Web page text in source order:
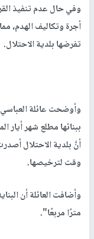
وفي حال عدم تنفيذ
أجرة وتكاليف الهدم،
تفرضها بلدية الاحتلال.
وأوضحت عائلة العباسي
ببنائها مطلع شهر أيار
أنَّ بلدية الاحتلال
وقت لترخيصها.
مترًا مربعًا".